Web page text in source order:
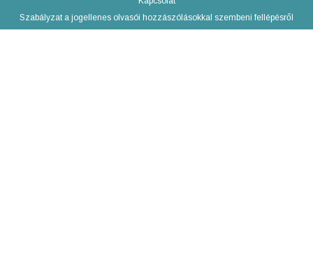
Szabályzat a jogellenes olvasói hozzászólásokkal szembeni fellépésről